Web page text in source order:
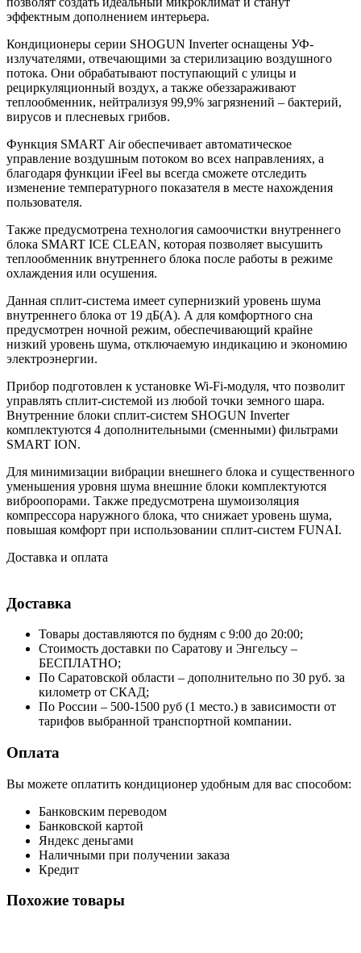
эффектным дополнением интерьера.
Кондиционеры серии SHOGUN Inverter оснащены УФ-
излучателями, отвечающими за стерилизацию воздушного
потока. Они обрабатывают поступающий с улицы и
рециркуляционный воздух, а также обеззараживают
теплообменник, нейтрализуя 99,9% загрязнений – бактерий,
вирусов и плесневых грибов.
Функция SMART Air обеспечивает автоматическое
управление воздушным потоком во всех направлениях, а
благодаря функции iFeel вы всегда сможете отследить
изменение температурного показателя в месте нахождения
пользователя.
Также предусмотрена технология самоочистки внутреннего
блока SMART ICE CLEAN, которая позволяет высушить
теплообменник внутреннего блока после работы в режиме
охлаждения или осушения.
Данная сплит-система имеет супернизкий уровень шума
внутреннего блока от 19 дБ(А). А для комфортного сна
предусмотрен ночной режим, обеспечивающий крайне
низкий уровень шума, отключаемую индикацию и экономию
электроэнергии.
Прибор подготовлен к установке Wi-Fi-модуля, что позволит
управлять сплит-системой из любой точки земного шара.
Внутренние блоки сплит-систем SHOGUN Inverter
комплектуются 4 дополнительными (сменными) фильтрами
SMART ION.
Для минимизации вибрации внешнего блока и существенного
уменьшения уровня шума внешние блоки комплектуются
виброопорами. Также предусмотрена шумоизоляция
компрессора наружного блока, что снижает уровень шума,
повышая комфорт при использовании сплит-систем FUNAI.
Доставка и оплата
Доставка
Товары доставляются по будням с 9:00 до 20:00;
Стоимость доставки по Саратову и Энгельсу –
БЕСПЛАТНО;
По Саратовской области – дополнительно по 30 руб. за
километр от СКАД;
По России – 500-1500 руб (1 место.) в зависимости от
тарифов выбранной транспортной компании.
Оплата
Вы можете оплатить кондиционер удобным для вас способом:
Банковским переводом
Банковской картой
Яндекс деньгами
Наличными при получении заказа
Кредит
Похожие товары